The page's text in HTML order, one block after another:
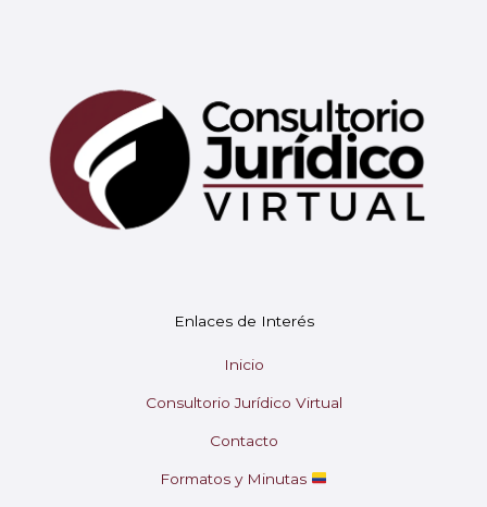
Enlaces de Interés
Inicio
Consultorio Jurídico Virtual
Contacto
Formatos y Minutas
Mary
Soy Mary tu asistente virtual.